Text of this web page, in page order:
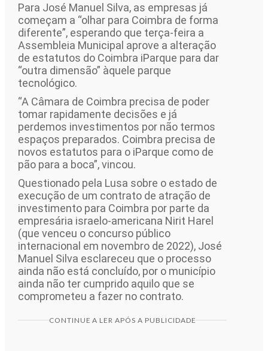
Para José Manuel Silva, as empresas já
começam a “olhar para Coimbra de forma
diferente”, esperando que terça-feira a
Assembleia Municipal aprove a alteração
de estatutos do Coimbra iParque para dar
“outra dimensão” àquele parque
tecnológico.
“A Câmara de Coimbra precisa de poder
tomar rapidamente decisões e já
perdemos investimentos por não termos
espaços preparados. Coimbra precisa de
novos estatutos para o iParque como de
pão para a boca”, vincou.
Questionado pela Lusa sobre o estado de
execução de um contrato de atração de
investimento para Coimbra por parte da
empresária israelo-americana Nirit Harel
(que venceu o concurso público
internacional em novembro de 2022), José
Manuel Silva esclareceu que o processo
ainda não está concluído, por o município
ainda não ter cumprido aquilo que se
comprometeu a fazer no contrato.
CONTINUE A LER APÓS A PUBLICIDADE